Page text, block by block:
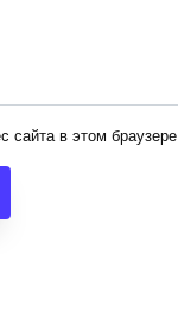
сайта в этом